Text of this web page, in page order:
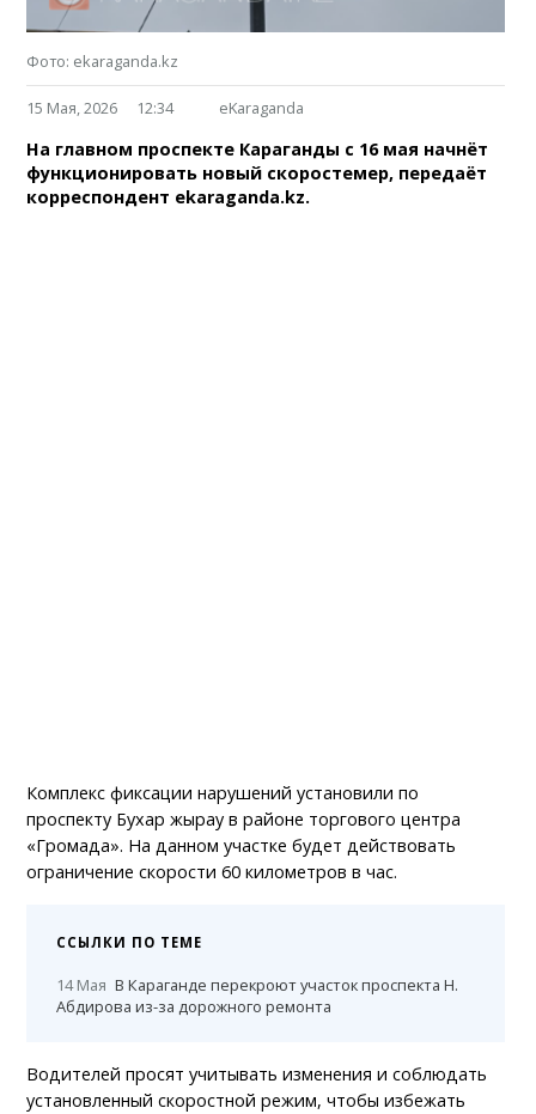
Фото: ekaraganda.kz
15 Мая, 2026 12:34 eKaraganda
На главном проспекте Караганды с 16 мая начнёт
функционировать новый скоростемер, передаёт
корреспондент ekaraganda.kz.
Комплекс фиксации нарушений установили по
проспекту Бухар жырау в районе торгового центра
«Громада». На данном участке будет действовать
ограничение скорости 60 километров в час.
ССЫЛКИ ПО ТЕМЕ
14 Мая В Караганде перекроют участок проспекта Н.
Абдирова из-за дорожного ремонта
Водителей просят учитывать изменения и соблюдать
установленный скоростной режим, чтобы избежать